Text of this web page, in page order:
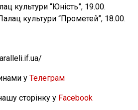
культури “Юність”, 19.00.
культури “Прометей”, 18.00.
у Телеграм
сторінку у Facebook